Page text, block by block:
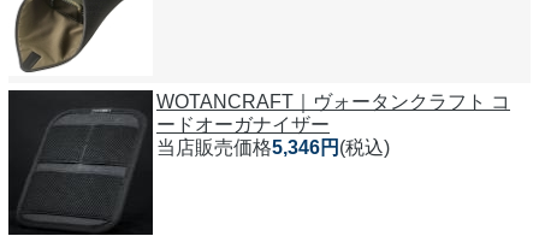
WOTANCRAFT｜ヴォータンクラフト コ
ードオーガナイザー
当店販売価格5,346円 (税込)